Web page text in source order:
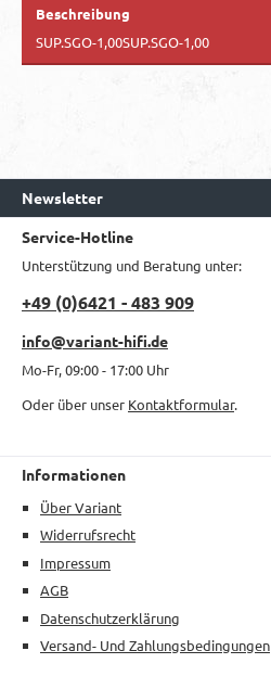
Beschreibung
SUP.SGO-1,00SUP.SGO-1,00
Newsletter
Service-Hotline
Unterstützung und Beratung unter:
+49 (0)6421 - 483 909
info@variant-hifi.de
Mo-Fr, 09:00 - 17:00 Uhr
Oder über unser Kontaktformular.
Informationen
Über Variant
Widerrufsrecht
Impressum
AGB
Datenschutzerklärung
Versand- Und Zahlungsbedingungen